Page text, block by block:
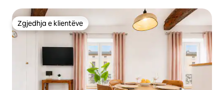
Zgjedhja e klientëve
Zgjedhja e klientëve